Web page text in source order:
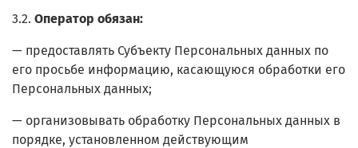
3.2. Оператор обязан:
— предоставлять Субъекту Персональных данных по
его просьбе информацию, касающуюся обработки его
Персональных данных;
— организовывать обработку Персональных данных в
порядке, установленном действующим